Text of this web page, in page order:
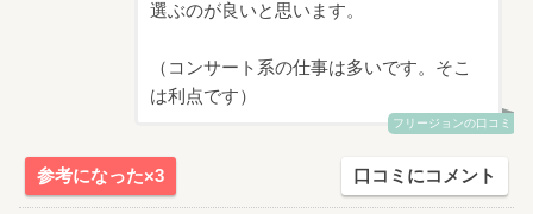
選ぶのが良いと思います。
（コンサート系の仕事は多いです。そこ
は利点です）
フリージョンの口コミ
参考になった×3 口コミにコメント